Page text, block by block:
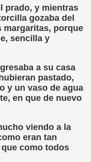
prado, y mientras
gozaba del
margaritas, porque
sencilla y
a su casa
pastado,
y un vaso de agua
en que de nuevo
viendo a la
eran tan
como todos
A. Zurita)
en España (Jesús